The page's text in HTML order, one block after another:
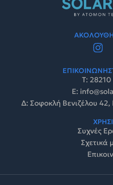
Τ:
E:
Δ: Σοφοκλή Βενιζέλου
Συχνές
Σχετικά